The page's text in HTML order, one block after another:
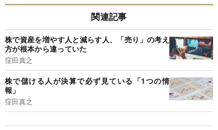
関連記事
株で資産を増やす人と減らす人、「売り」の考え
方が根本から違っていた
窪田真之
株で儲ける人が決算で必ず見ている「1つの情
報」
窪田真之